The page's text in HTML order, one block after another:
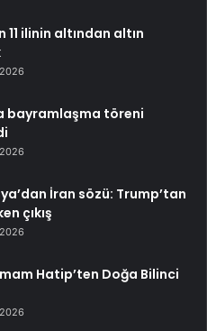
11 ilinin altından altın
bayramlaşma töreni
İran sözü: Trump’tan
çıkış
Hatip’ten Doğa Bilinci